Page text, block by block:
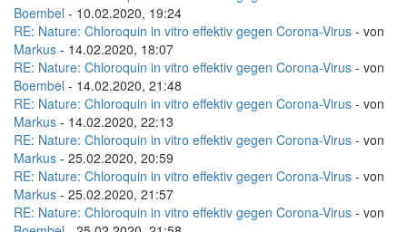
Boembel - 10.02.2020, 19:24
RE: Nature: Chloroquin in vitro effektiv gegen Corona-Virus - von
Markus - 14.02.2020, 18:07
RE: Nature: Chloroquin in vitro effektiv gegen Corona-Virus - von
Boembel - 14.02.2020, 21:48
RE: Nature: Chloroquin in vitro effektiv gegen Corona-Virus - von
Markus - 14.02.2020, 22:13
RE: Nature: Chloroquin in vitro effektiv gegen Corona-Virus - von
Markus - 25.02.2020, 20:59
RE: Nature: Chloroquin in vitro effektiv gegen Corona-Virus - von
Markus - 25.02.2020, 21:57
RE: Nature: Chloroquin in vitro effektiv gegen Corona-Virus - von